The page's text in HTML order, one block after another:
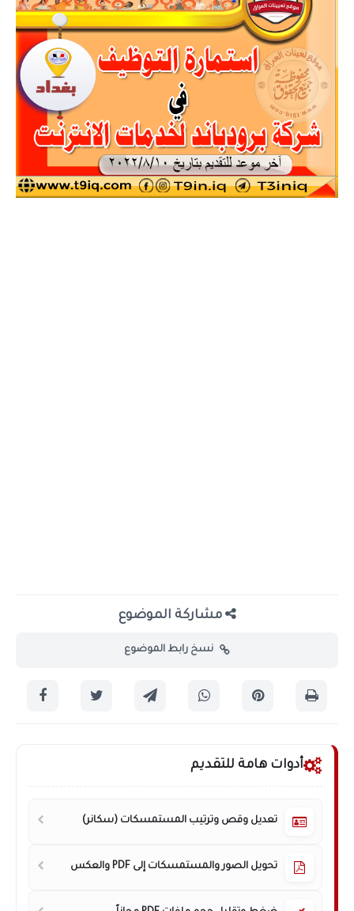
مشاركة الموضوع
نسخ رابط الموضوع
أدوات هامة للتقديم
تعديل وقص وترتيب المستمسكات (سكانر)
تحويل الصور والمستمسكات إلى PDF والعكس